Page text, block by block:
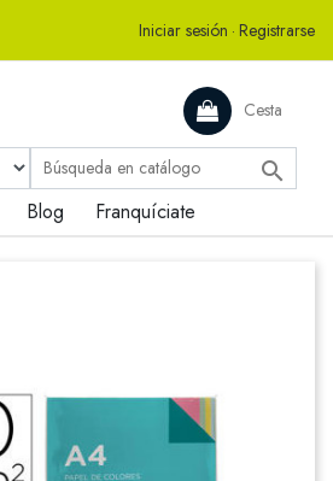
Iniciar sesión · Registrarse
Cesta

Blog Franquíciate